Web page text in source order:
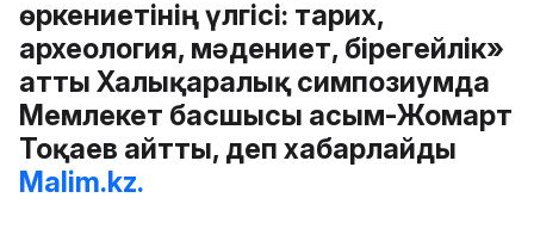
өркениетінің үлгісі: тарих,
археология, мәдениет, бірегейлік»
атты Халықаралық симпозиумда
Мемлекет басшысы Қасым-Жомарт
Тоқаев айтты, деп хабарлайды
Malim.kz.